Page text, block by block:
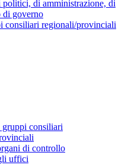
di amministrazione, di
di governo
consiliari regionali/provinciali
consiliari
di controllo
uffici